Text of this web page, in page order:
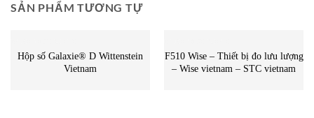
SẢN PHẨM TƯƠNG TỰ
Hộp số Galaxie® D Wittenstein
Vietnam
F510 Wise – Thiết bị đo lưu lượng
– Wise vietnam – STC vietnam